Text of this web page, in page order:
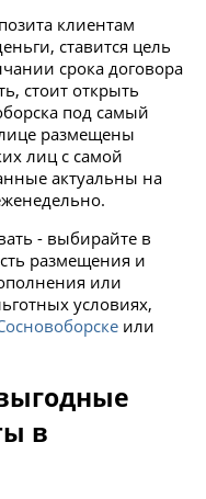
клиентам
ставится цель
срока договора
стоит открыть
под самый
размещены
лиц с самой
актуальны на
- выбирайте в
размещения и
или
условиях,
или
в